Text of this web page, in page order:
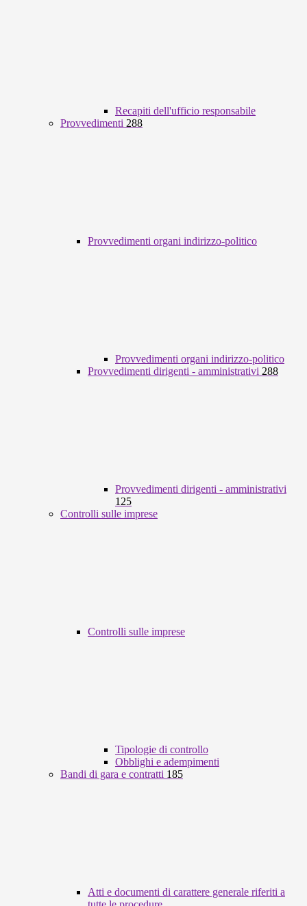
Recapiti dell'ufficio responsabile
Provvedimenti 288
Provvedimenti organi indirizzo-politico
Provvedimenti organi indirizzo-politico
Provvedimenti dirigenti - amministrativi 288
Provvedimenti dirigenti - amministrativi
125
Controlli sulle imprese
Controlli sulle imprese
Tipologie di controllo
Obblighi e adempimenti
Bandi di gara e contratti 185
Atti e documenti di carattere generale riferiti a